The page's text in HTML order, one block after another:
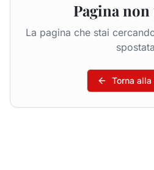
Pagina
La pagina che stai
Torna alla